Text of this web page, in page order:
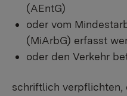
(AEntG)
oder vom
(MiArbG) erfasst
oder den Verkehr
schriftlich verpflichten,